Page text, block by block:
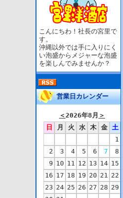
こんにちわ！社長の宮里で
す。
沖縄以外では手に入りにく
い泡盛からメジャーな泡盛
を楽しんでみませんか？
営業日カレンダー
＜2026年8月 ＞
日
月 火 水 木 金
土
1
2
3 4 5 6 7
8
9 10 11 12 13 14 15
16 17 18 19 20 21 22
23 24 25 26 27 28 29